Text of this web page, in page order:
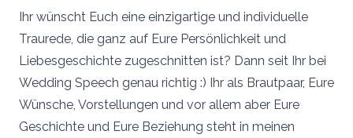
Ihr wünscht Euch eine einzigartige und individuelle
Traurede, die ganz auf Eure Persönlichkeit und
Liebesgeschichte zugeschnitten ist? Dann seit Ihr bei
Wedding Speech genau richtig :) Ihr als Brautpaar, Eure
Wünsche, Vorstellungen und vor allem aber Eure
Geschichte und Eure Beziehung steht in meinen